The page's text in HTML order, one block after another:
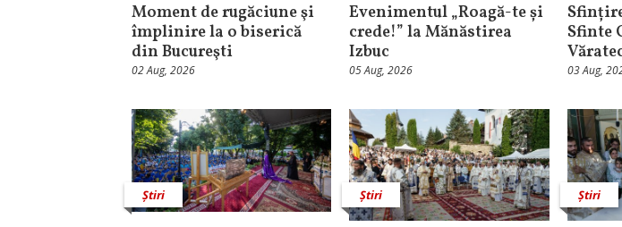
Moment de rugăciune şi
împlinire la o biserică
din Bucureşti
02 Aug, 2026
Evenimentul „Roagă-te și
crede!” la Mănăstirea
Izbuc
05 Aug, 2026
Sfinte
03 Aug,
Știri Știri Știri